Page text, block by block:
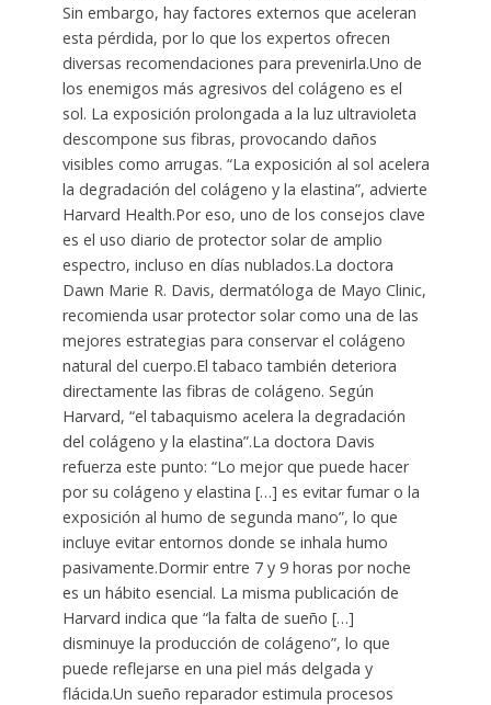
Sin embargo, hay factores externos que aceleran
esta pérdida, por lo que los expertos ofrecen
diversas recomendaciones para prevenirla.Uno de
los enemigos más agresivos del colágeno es el
sol. La exposición prolongada a la luz ultravioleta
descompone sus fibras, provocando daños
visibles como arrugas. “La exposición al sol acelera
la degradación del colágeno y la elastina”, advierte
Harvard Health.Por eso, uno de los consejos clave
es el uso diario de protector solar de amplio
espectro, incluso en días nublados.La doctora
Dawn Marie R. Davis, dermatóloga de Mayo Clinic,
recomienda usar protector solar como una de las
mejores estrategias para conservar el colágeno
natural del cuerpo.El tabaco también deteriora
directamente las fibras de colágeno. Según
Harvard, “el tabaquismo acelera la degradación
del colágeno y la elastina”.La doctora Davis
refuerza este punto: “Lo mejor que puede hacer
por su colágeno y elastina […] es evitar fumar o la
exposición al humo de segunda mano”, lo que
incluye evitar entornos donde se inhala humo
pasivamente.Dormir entre 7 y 9 horas por noche
es un hábito esencial. La misma publicación de
Harvard indica que “la falta de sueño […]
disminuye la producción de colágeno”, lo que
puede reflejarse en una piel más delgada y
flácida.Un sueño reparador estimula procesos